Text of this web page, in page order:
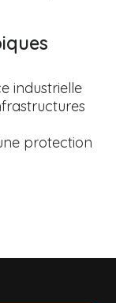
industrielle
protection